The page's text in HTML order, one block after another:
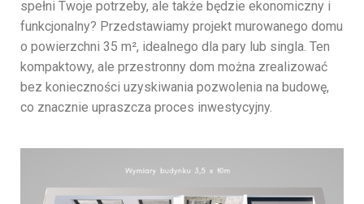
spełni Twoje potrzeby, ale także będzie ekonomiczny i
funkcjonalny? Przedstawiamy projekt murowanego domu
o powierzchni 35 m², idealnego dla pary lub singla. Ten
kompaktowy, ale przestronny dom można zrealizować
bez konieczności uzyskiwania pozwolenia na budowę,
co znacznie upraszcza proces inwestycyjny.